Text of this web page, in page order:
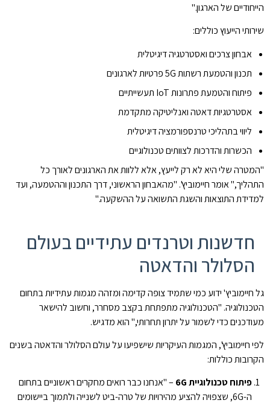
הייחודיים של הארגון."
שירותי הייעוץ כוללים:
אבחון צרכים ואסטרטגיה דיגיטלית
תכנון והטמעת רשתות 5G פרטיות לארגונים
פיתוח והטמעת פתרונות IoT תעשייתיים
אסטרטגיות דאטה ואנליטיקה מתקדמת
ליווי בתהליכי טרנספורמציה דיגיטלית
הכשרות והדרכות לצוותים טכנולוגיים
"המטרה שלי היא לא רק לייעץ, אלא ללוות את הארגונים לאורך כל
התהליך," אומר חיימוביץ'. "מהאבחון הראשוני, דרך התכנון וההטמעה, ועד
למדידת התוצאות והשגת התשואה על ההשקעה."
חדשנות וטרנדים עתידיים בעולם
הסלולר והדאטה
גל חיימוביץ' ידוע כמי שתמיד צופה קדימה ומזהה מגמות עתידיות בתחום
הטכנולוגיה. "הטכנולוגיה מתפתחת בקצב מסחרר, וחשוב להישאר
מעודכנים כדי לשמור על יתרון תחרותי," הוא מדגיש.
לפי חיימוביץ', המגמות העיקריות שישפיעו על עולם הסלולר והדאטה בשנים
הקרובות כוללות:
פיתוח טכנולוגיית 6G
– "אנחנו כבר רואים מחקרים ראשוניים בתחום
ה-6G, שצפויה להציע מהירויות של טרה-ביט לשנייה ולתמוך ביישומים